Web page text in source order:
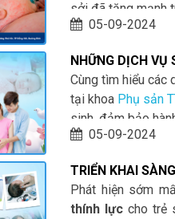
sởi đã tăng mạnh
TP.HCM với số ca
không có các
05-09-2024
NHỮNG DỊCH VỤ
TẠI KHOA PHỤ
Cùng tìm hiểu các
tại khoa Phụ sản
sinh, đảm bảo
05-09-2024
TRIỂN KHAI
KHOA PHỤ SẢN
Phát hiện sớm
thính lực cho trẻ